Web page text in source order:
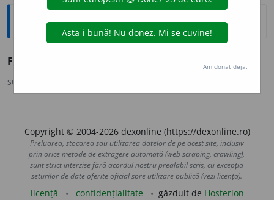
Enciclopedice
Fe,
sursa:
Copyright © 2004-2026 dexonline (https://dexonline.ro)
Preluarea, stocarea sau utilizarea datelor de pe acest site, inclusiv
prin orice metode de extragere automată (web scraping, crawling),
sunt strict interzise fără acordul nostru prealabil scris, cu excepția
seturilor de date oferite oficial spre utilizare publică (vezi licența).
licență confidențialitate găzduit de Hosterion
Am donat deja.